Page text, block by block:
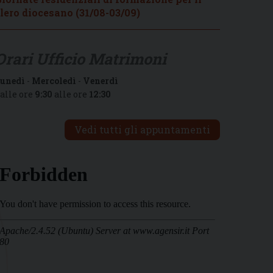
diocesano (31/08-03/09)
- Mercoledì - Venerdì
ore 9:30 alle ore 12:30
Vedi tutti gli appuntamenti